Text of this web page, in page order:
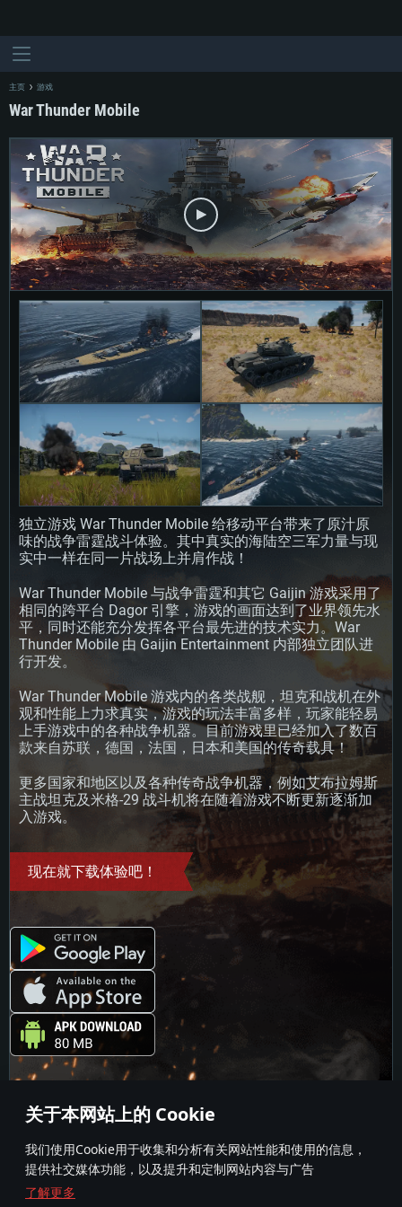
关于本网站上的 Cookie
我们使用Cookie用于收集和分析有关网站性能和使用的信息，
提供社交媒体功能，以及提升和定制网站内容与广告
了解更多
配置要求
PC平台
MAC平台
Linux平台
最低配置
操作系统：Windows 10 (64位)
内存大小：4GB
图形处理器：DirectX 11 级别的显卡 - AMD Radeon 77XX / NVIDIA GeForce
GTX 660 (游戏支持的解析度最低为720P)
网络：宽带网络连接
硬盘空间：23.1 GB (极简客户端)
推荐配置
操作系统：Windows 10 / 11 (64位)
处理器：英特尔 Core i5 或 Ryzen 5 3600 及以上
内存大小: 16 GB 或更高
图形处理器：DirectX 11 及以上级别的显卡 - Nvidia GeForce GTX1060 /
AMD Radeon RX 570 同等级及更高
最低配置
操作系统：Mac OS Big Sur 11.0 或更新版本
内存大小：6 GB
图形处理器: Intel Iris Pro 5200 (Mac) 或同等水平的 AMD / Nvidia显卡 (游戏
支持的解析度最低为720P)
网络：宽带网络连接
硬盘空间: 22.1 GB (极简客户端)
推荐配置
操作系统：Mac OS Big Sur 11.0 或更新版本
处理器：Core i7 (不支持Intel Xeon系列)
内存大小：8 GB
图形处理器：Radeon Vega II或更高，需要支持Metal
硬盘空间：62.2 GB (完整客户端)
最低配置
操作系统：大部分现代 64 位 Linux 系统发行版
内存大小：4 GB
图形处理器：NVIDIA GTX 660 及最新显卡驱动 (至少为半年以内的版本) 或同
等水平的 AMD 显卡及最新的显卡驱动 (至少为半年以内的版本)。游戏支持的
解析度最低为720P。显卡需要支持Vulkan API
硬盘空间: 22.1 GB (极简客户端)
推荐配置
处理器：Intel Core i7
内存大小: 16 GB
图形处理器：NVIDIA GTX 1060 与最新显卡驱动 (至少为半年以内的版本) 或
同等水平的 AMD 显卡 (如 Radeon RX 570) 及最新的显卡驱动 (至少为半年以
内的版本)。
硬盘空间：62.2 GB (完整客户端)
主页 游戏
War Thunder Mobile
独立游戏 War Thunder Mobile 给移动平台带来了原汁原
味的战争雷霆战斗体验。其中真实的海陆空三军力量与现
实中一样在同一片战场上并肩作战！
War Thunder Mobile 与战争雷霆和其它 Gaijin 游戏采用了
相同的跨平台 Dagor 引擎，游戏的画面达到了业界领先水
平，同时还能充分发挥各平台最先进的技术实力。War
Thunder Mobile 由 Gaijin Entertainment 内部独立团队进
行开发。
War Thunder Mobile 游戏内的各类战舰，坦克和战机在外
观和性能上力求真实，游戏的玩法丰富多样，玩家能轻易
上手游戏中的各种战争机器。目前游戏里已经加入了数百
款来自苏联，德国，法国，日本和美国的传奇载具！
更多国家和地区以及各种传奇战争机器，例如艾布拉姆斯
主战坦克及米格-29 战斗机将在随着游戏不断更新逐渐加
入游戏。
现在就下载体验吧！